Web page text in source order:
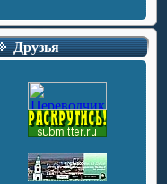
Друзья